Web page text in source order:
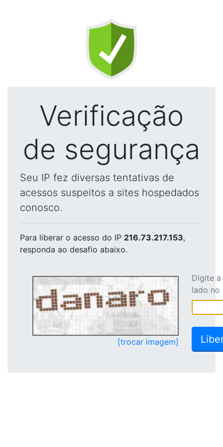
Verificação
de segurança
Seu IP fez diversas tentativas de
acessos suspeitos a sites hospedados
conosco.
Para liberar o acesso do IP 216.73.217.153,
responda ao desafio abaixo.
[trocar imagem]
Digite
lado no